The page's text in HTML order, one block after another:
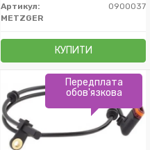
Артикул:
0900037
METZGER
КУПИТИ
Передплата
обов'язкова